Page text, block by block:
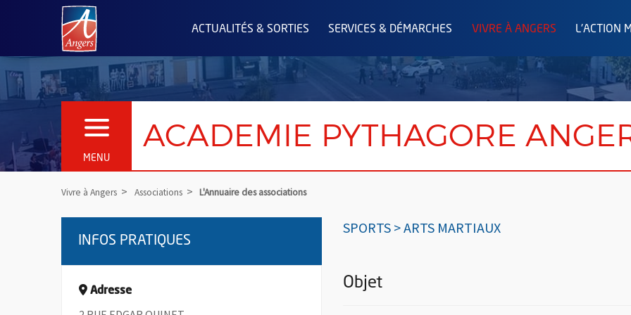
Angers.fr : Retour à l'accueil
ACTUALITÉS & SORTIES SERVICES & DÉMARCHES VIVRE À ANGERS L'ACTION
MENU
OUVRIR LE MENU ACADEMIE PYTHAGORE
Vivre à Angers Associations L'Annuaire des associations
SPORTS > ARTS MARTIAUX
Objet
INFOS PRATIQUES
Adresse